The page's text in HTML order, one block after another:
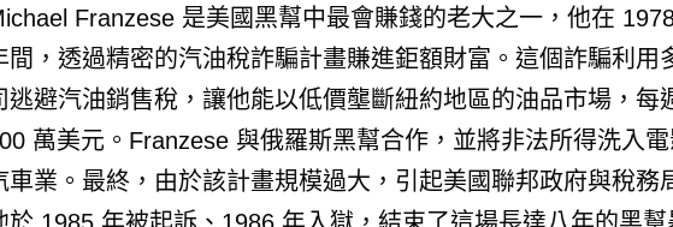
Franzese 是美國黑幫中最會賺錢的老大之一，他在
間，透過精密的汽油稅詐騙計畫賺進鉅額財富。這個詐騙利用
逃避汽油銷售稅，讓他能以低價壟斷紐約地區的油品市場，每
萬美元。Franzese 與俄羅斯黑幫合作，並將非法所得洗入
車業。最終，由於該計畫規模過大，引起美國聯邦政府與稅務